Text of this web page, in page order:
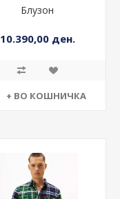
Блузон
10.390,00 ден.
+ ВО КОШНИЧКА